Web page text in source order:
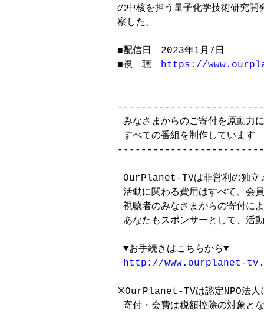
の中核を担う量子化学技術研究開
察した。
■配信日　2023年1月7日
■視　聴 https://
みなさまからのご寄付を原動力
すべての番組を制作しています
OurPlanet-TVは非営利の独立
活動に関わる費用はすべて、会
視聴者のみなさまからの寄付に
あなたもスポンサーとして、活
▼お手続きはこちらから▼
http://www.ourplanet-
※OurPlanet-TVは認定NPO法人
寄付・会費は税額控除の対象と